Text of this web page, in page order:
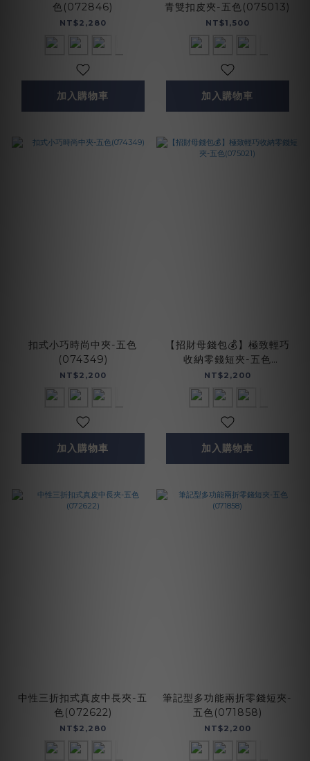
色(072846)
NT$2,280
加入購物車
青雙扣皮夾-五色(075013)
NT$1,500
加入購物車
扣式小巧時尚中夾-五色
(074349)
NT$2,200
加入購物車
【招財母錢包💰】極致輕巧
收納零錢短夾-五色
(075021)
NT$2,200
加入購物車
中性三折扣式真皮中長夾-五
色(072622)
NT$2,280
筆記型多功能兩折零錢短夾-
五色(071858)
NT$2,200